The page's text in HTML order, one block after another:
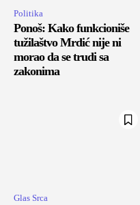
Politika
Ponoš: Kako funkcioniše
tužilaštvo Mrdić nije ni
morao da se trudi sa
zakonima
Glas Srca